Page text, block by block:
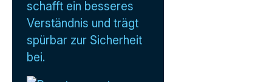
schafft ein besseres
Verständnis und trägt
spürbar zur Sicherheit
bei.